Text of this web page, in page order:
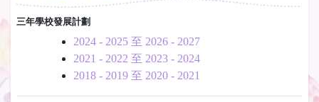
三年學校發展計劃
2024 - 2025 至 2026 - 2027
2021 - 2022 至 2023 - 2024
2018 - 2019 至 2020 - 2021